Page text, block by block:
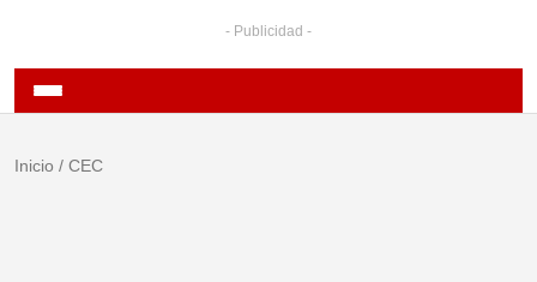
- Publicidad -
Inicio / CEC